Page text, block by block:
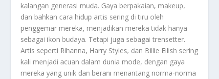
kalangan generasi muda. Gaya berpakaian, makeup,
dan bahkan cara hidup artis sering di tiru oleh
penggemar mereka, menjadikan mereka tidak hanya
sebagai ikon budaya. Tetapi juga sebagai trensetter.
Artis seperti Rihanna, Harry Styles, dan Billie Eilish sering
kali menjadi acuan dalam dunia mode, dengan gaya
mereka yang unik dan berani menantang norma-norma